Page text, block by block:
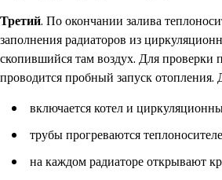
Третий. По окончании залива
заполнения радиаторов из
скопившийся там воздух. Для проверки
проводится пробный запуск отопления.
включается котел и
трубы прогреваются
на каждом радиаторе открывают